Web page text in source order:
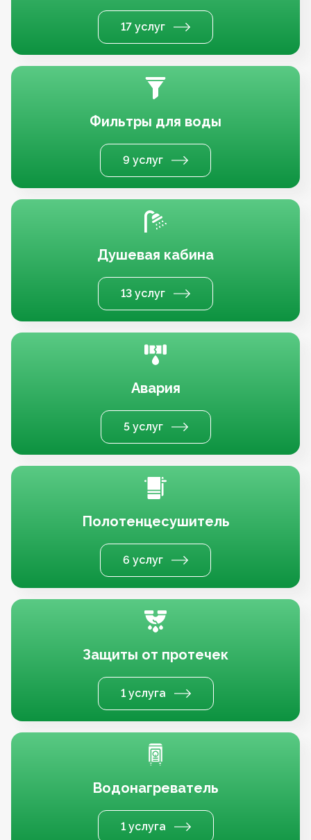
17 услуг
Фильтры для воды
9 услуг
Душевая кабина
13 услуг
Авария
5 услуг
Полотенцесушитель
6 услуг
Защиты от протечек
1 услуга
Водонагреватель
1 услуга